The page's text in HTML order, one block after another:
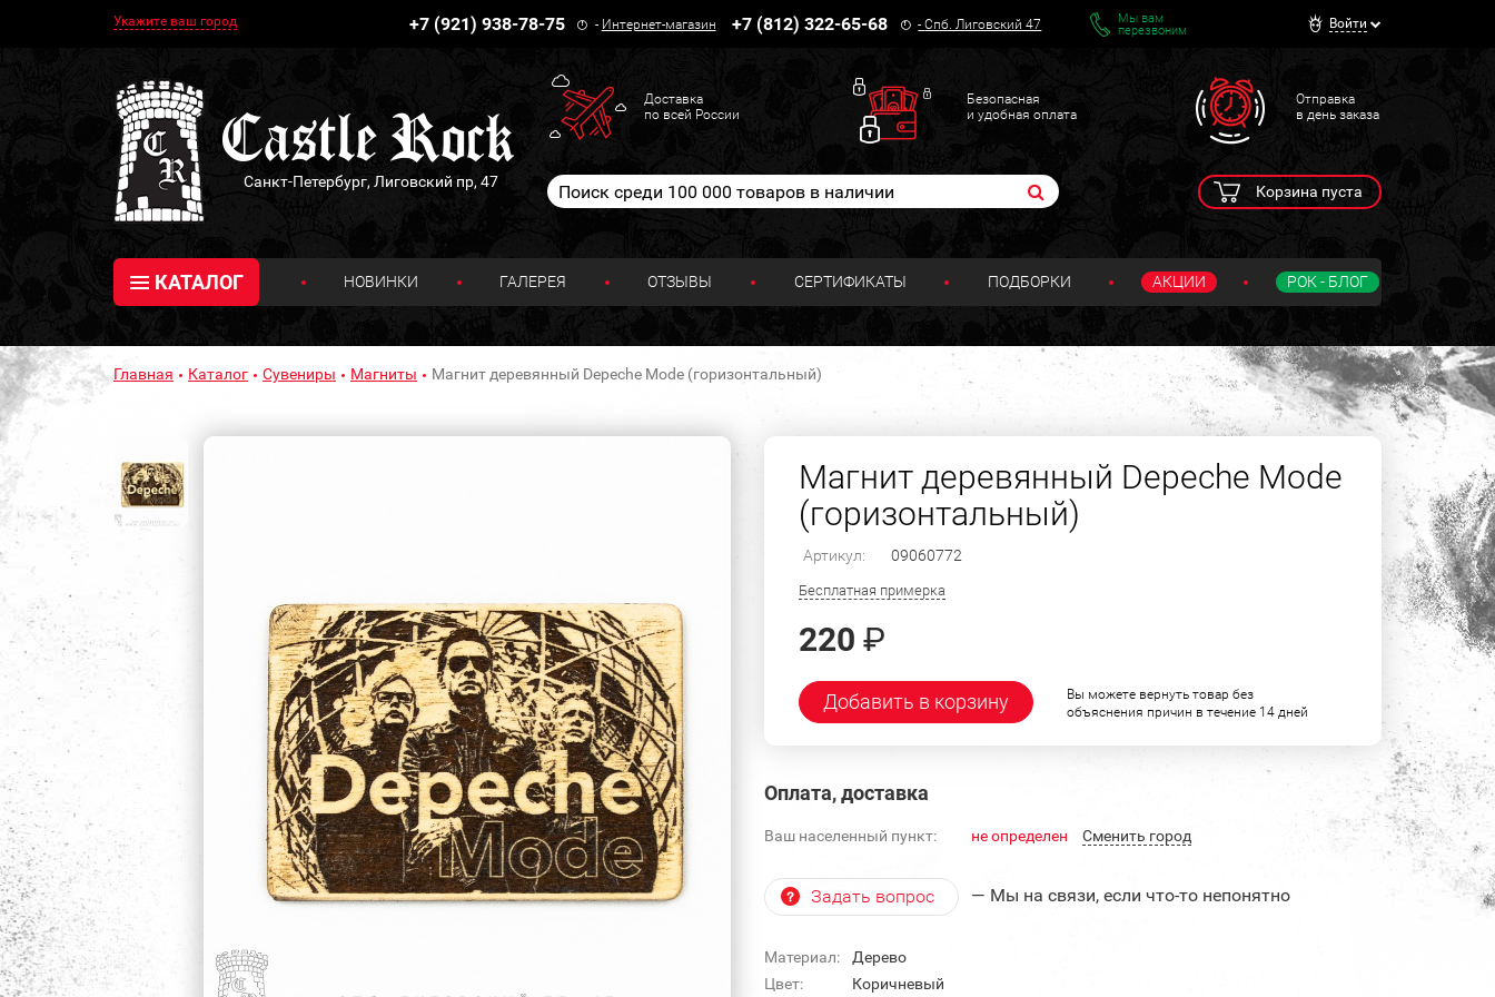
Укажите ваш город +7 (921) 938-78-75 - Интернет-магазин +7 (812) 322-65-68 -Спб. Лиговский 47
Мы вам
перезвоним
Войти
Санкт-Петербург, Лиговский пр, 47
Доставка
по всей России
Безопасная
и удобная оплата
Отправка
в день заказа
Корзина пуста
КАТАЛОГ НОВИНКИ ГАЛЕРЕЯ ОТЗЫВЫ СЕРТИФИКАТЫ ПОДБОРКИ АКЦИИ РОК - БЛОГ
Главная Каталог Сувениры Магниты Магнит деревянный Depeche Mode (горизонтальный)
Магнит деревянный Depeche Mode
(горизонтальный)
Артикул: 09060772
Бесплатная примерка
220 ₽
Добавить в корзину
Вы можете вернуть товар без
объяснения причин в течение 14 дней
Оплата, доставка
Ваш населенный пункт: не определен Cменить город
Задать вопрос — Мы на связи, если что-то непонятно
Материал:
Дерево
Цвет:
Коричневый